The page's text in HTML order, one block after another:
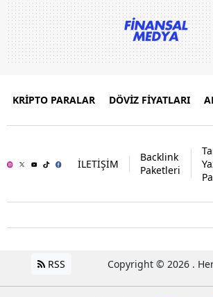
KRİPTO PARALAR DÖVİZ FİYATLARI
İLETİŞİM
Backlink
Paketleri
RSS Copyright © 2026 . Her